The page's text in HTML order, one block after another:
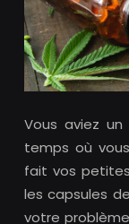
Vous aviez
temps où
fait vos
les capsules
votre